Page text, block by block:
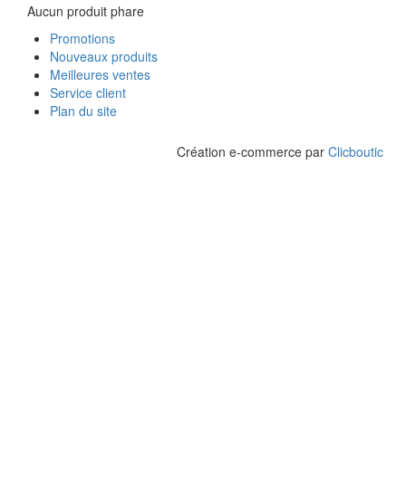
Aucun produit phare
Promotions
Nouveaux produits
Meilleures ventes
Service client
Plan du site
Création e-commerce par Clicboutic